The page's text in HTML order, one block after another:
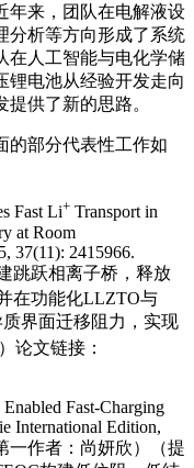
年来，团队在电解液设
分析等方向形成了系统
在人工智能与电化学储
锂电池从经验开发走向
供了新的思路。
的部分代表性工作如
Fast Li+ Transport in
at Room
37(11): 2415966.
跳跃相离子桥，释放
在功能化LLZTO与
界面迁移阻力，实现
论文链接：
Fast-Charging
International Edition,
一作者：尚妍欣）（提